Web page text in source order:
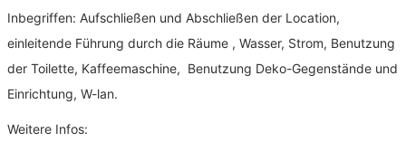
Inbegriffen: Aufschließen und Abschließen der Location,
einleitende Führung durch die Räume , Wasser, Strom, Benutzung
der Toilette, Kaffeemaschine, Benutzung Deko-Gegenstände und
Einrichtung, W-lan.
Weitere Infos: